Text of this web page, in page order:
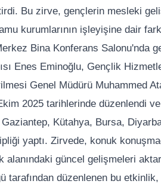
Bu zirve, gençlerin mesleki
kurumlarının işleyişine dair
Bina Konferans Salonu'nda
Enes Eminoğlu, Gençlik
Genel Müdürü Muhammed
2025 tarihlerinde düzenlendi
Kütahya, Bursa,
yaptı. Zirvede, konuk
güncel gelişmeleri
tarafından düzenlenen bu